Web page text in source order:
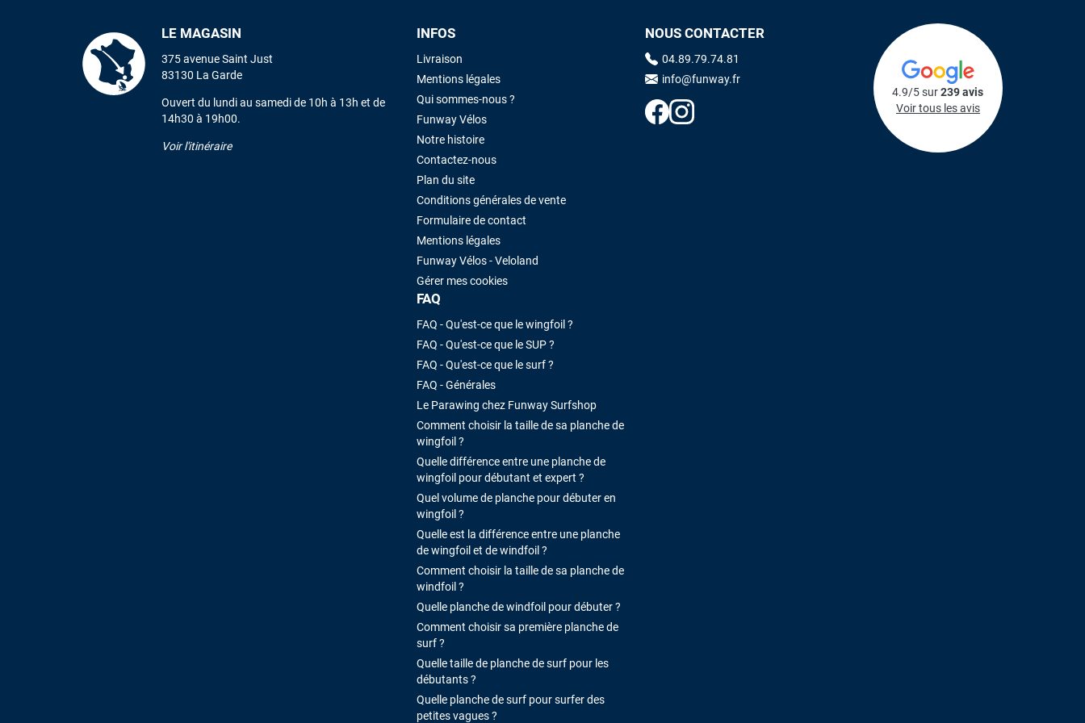
LE MAGASIN
375 avenue Saint Just
83130 La Garde
Ouvert du lundi au samedi de 10h à 13h et de
14h30 à 19h00.
Voir l'itinéraire
INFOS
Livraison
Mentions légales
Qui sommes-nous ?
Funway Vélos
Notre histoire
Contactez-nous
Plan du site
Conditions générales de vente
Formulaire de contact
Mentions légales
Funway Vélos - Veloland
Gérer mes cookies
FAQ
FAQ - Qu'est-ce que le wingfoil ?
FAQ - Qu'est-ce que le SUP ?
FAQ - Qu'est-ce que le surf ?
FAQ - Générales
Le Parawing chez Funway Surfshop
Comment choisir la taille de sa planche de
wingfoil ?
Quelle différence entre une planche de
wingfoil pour débutant et expert ?
Quel volume de planche pour débuter en
wingfoil ?
Quelle est la différence entre une planche
de wingfoil et de windfoil ?
Comment choisir la taille de sa planche de
windfoil ?
Quelle planche de windfoil pour débuter ?
Comment choisir sa première planche de
surf ?
Quelle taille de planche de surf pour les
débutants ?
Quelle planche de surf pour surfer des
petites vagues ?
NOUS CONTACTER
04.89.79.74.81
info@funway.fr
4.9/5 sur239 avis
Voir tous les avis
Maronui RICHMOND
il y a 3 mois
J'ai acheté une voile d'occasion depuis Tahiti. Super service. L'envoi a
été rapide. La voile est arrivée en super état. Mauruuru roa.
VOIR TOUS LES AVIS